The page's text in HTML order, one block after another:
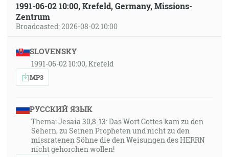
1991-06-02 10:00, Krefeld, Germany, Missions-
Zentrum
Broadcasted: 2026-08-02 10:00
SLOVENSKY
1991-06-02 10:00, Krefeld
MP3
РУССКИЙ ЯЗЫК
Thema: Jesaia 30,8-13: Das Wort Gottes kam zu den
Sehern, zu Seinen Propheten und nicht zu den
missratenen Söhne die den Weisungen des HERRN
nicht gehorchen wollen!